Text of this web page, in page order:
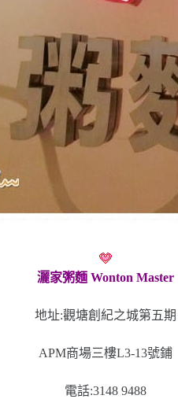
灑家粥麵 Wonton Master
地址:觀塘創紀之城第五期
APM商場三樓L3-13號鋪
電話:3148 9488